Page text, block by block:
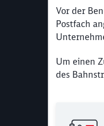
Vor der
Postfach
Um einen
des